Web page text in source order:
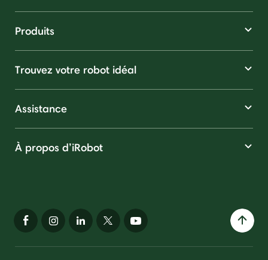
Produits
Trouvez votre robot idéal
Assistance
À propos d’iRobot